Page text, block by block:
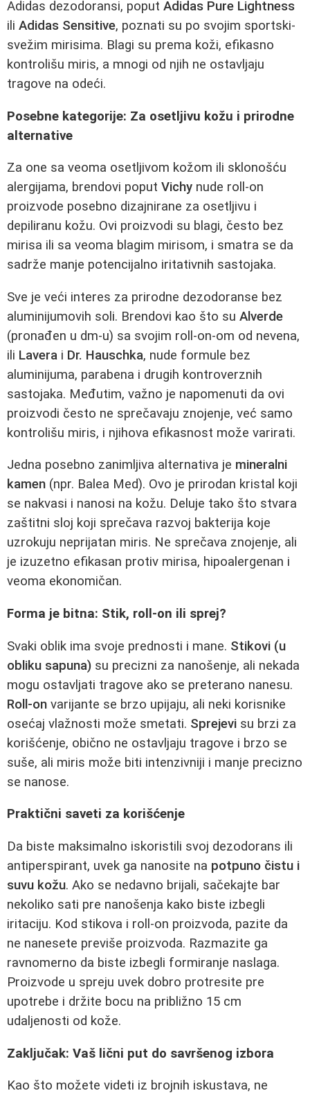
Adidas dezodoransi, poput Adidas Pure Lightness
ili Adidas Sensitive, poznati su po svojim sportski-
svežim mirisima. Blagi su prema koži, efikasno
kontrolišu miris, a mnogi od njih ne ostavljaju
tragove na odeći.
Posebne kategorije: Za osetljivu kožu i prirodne
alternative
Za one sa veoma osetljivom kožom ili sklonošću
alergijama, brendovi poput Vichy nude roll-on
proizvode posebno dizajnirane za osetljivu i
depiliranu kožu. Ovi proizvodi su blagi, često bez
mirisa ili sa veoma blagim mirisom, i smatra se da
sadrže manje potencijalno iritativnih sastojaka.
Sve je veći interes za prirodne dezodoranse bez
aluminijumovih soli. Brendovi kao što su Alverde
(pronađen u dm-u) sa svojim roll-on-om od nevena,
ili Lavera i Dr. Hauschka, nude formule bez
aluminijuma, parabena i drugih kontroverznih
sastojaka. Međutim, važno je napomenuti da ovi
proizvodi često ne sprečavaju znojenje, već samo
kontrolišu miris, i njihova efikasnost može varirati.
Jedna posebno zanimljiva alternativa je mineralni
kamen (npr. Balea Med). Ovo je prirodan kristal koji
se nakvasi i nanosi na kožu. Deluje tako što stvara
zaštitni sloj koji sprečava razvoj bakterija koje
uzrokuju neprijatan miris. Ne sprečava znojenje, ali
je izuzetno efikasan protiv mirisa, hipoalergenan i
veoma ekonomičan.
Forma je bitna: Stik, roll-on ili sprej?
Svaki oblik ima svoje prednosti i mane. Stikovi (u
obliku sapuna) su precizni za nanošenje, ali nekada
mogu ostavljati tragove ako se preterano nanesu.
Roll-on varijante se brzo upijaju, ali neki korisnike
osećaj vlažnosti može smetati. Sprejevi su brzi za
korišćenje, obično ne ostavljaju tragove i brzo se
suše, ali miris može biti intenzivniji i manje precizno
se nanose.
Praktični saveti za korišćenje
Da biste maksimalno iskoristili svoj dezodorans ili
antiperspirant, uvek ga nanosite na potpuno čistu i
suvu kožu. Ako se nedavno brijali, sačekajte bar
nekoliko sati pre nanošenja kako biste izbegli
iritaciju. Kod stikova i roll-on proizvoda, pazite da
ne nanesete previše proizvoda. Razmazite ga
ravnomerno da biste izbegli formiranje naslaga.
Proizvode u spreju uvek dobro protresite pre
upotrebe i držite bocu na približno 15 cm
udaljenosti od kože.
Zaključak: Vaš lični put do savršenog izbora
Kao što možete videti iz brojnih iskustava, ne